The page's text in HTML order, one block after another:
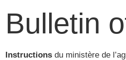
Bulletin
Instructions du ministère de